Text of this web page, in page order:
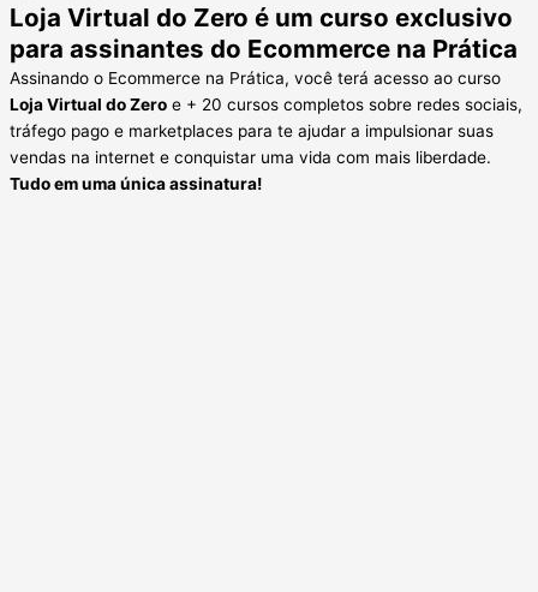
Loja Virtual do Zero é um curso exclusivo
para assinantes do Ecommerce na Prática
Assinando o Ecommerce na Prática, você terá acesso ao curso
Loja Virtual do Zero e + 20 cursos completos sobre redes sociais,
tráfego pago e marketplaces para te ajudar a impulsionar suas
vendas na internet e conquistar uma vida com mais liberdade.
Tudo em uma única assinatura!